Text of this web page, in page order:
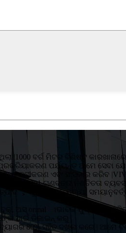
ବର୍ଗ ମିଟର ବିଶିଷ୍ଟ
ପର୍ଯ୍ୟନ୍ତ ଆମେ ସେବା
ନବୀକରଣ ଏବଂ ସଂସ୍କାର କରିବ
ଗୁଣବତ୍ତା ନିଶ୍ଚିତତା
， ଯୁକ୍ତିଯୁକ୍ତ ମୂଲ୍ୟ,
ormal ାଭାବିକ ପୁସ୍ତକ, ଗ୍ରୀଟିଙ୍ଗ୍
ପାଇଁ ଡିଜାଇନ୍ କରୁ |
80% ସହିତ ଦଖଲ କରେ | ଆମେ